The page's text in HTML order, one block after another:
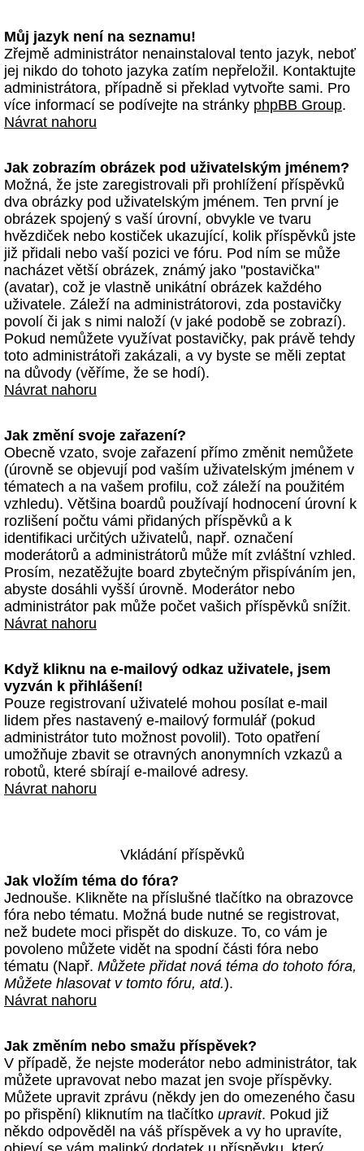
Můj jazyk není na seznamu!
Zřejmě administrátor nenainstaloval tento jazyk, neboť
jej nikdo do tohoto jazyka zatím nepřeložil. Kontaktujte
administrátora, případně si překlad vytvořte sami. Pro
více informací se podívejte na stránky phpBB Group.
Návrat nahoru
Jak zobrazím obrázek pod uživatelským jménem?
Možná, že jste zaregistrovali při prohlížení příspěvků
dva obrázky pod uživatelským jménem. Ten první je
obrázek spojený s vaší úrovní, obvykle ve tvaru
hvězdiček nebo kostiček ukazující, kolik příspěvků jste
již přidali nebo vaší pozici ve fóru. Pod ním se může
nacházet větší obrázek, známý jako "postavička"
(avatar), což je vlastně unikátní obrázek každého
uživatele. Záleží na administrátorovi, zda postavičky
povolí či jak s nimi naloží (v jaké podobě se zobrazí).
Pokud nemůžete využívat postavičky, pak právě tehdy
toto administrátoři zakázali, a vy byste se měli zeptat
na důvody (věříme, že se hodí).
Návrat nahoru
Jak změní svoje zařazení?
Obecně vzato, svoje zařazení přímo změnit nemůžete
(úrovně se objevují pod vaším uživatelským jménem v
tématech a na vašem profilu, což záleží na použitém
vzhledu). Většina boardů používají hodnocení úrovní k
rozlišení počtu vámi přidaných příspěvků a k
identifikaci určitých uživatelů, např. označení
moderátorů a administrátorů může mít zvláštní vzhled.
Prosím, nezatěžujte board zbytečným přispíváním jen,
abyste dosáhli vyšší úrovně. Moderátor nebo
administrátor pak může počet vašich příspěvků snížit.
Návrat nahoru
Když kliknu na e-mailový odkaz uživatele, jsem
vyzván k přihlášení!
Pouze registrovaní uživatelé mohou posílat e-mail
lidem přes nastavený e-mailový formulář (pokud
administrátor tuto možnost povolil). Toto opatření
umožňuje zbavit se otravných anonymních vzkazů a
robotů, které sbírají e-mailové adresy.
Návrat nahoru
Vkládání příspěvků
Jak vložím téma do fóra?
Jednouše. Klikněte na příslušné tlačítko na obrazovce
fóra nebo tématu. Možná bude nutné se registrovat,
než budete moci přispět do diskuze. To, co vám je
povoleno můžete vidět na spodní části fóra nebo
tématu (Např. Můžete přidat nová téma do tohoto fóra,
Můžete hlasovat v tomto fóru, atd.).
Návrat nahoru
Jak změním nebo smažu příspěvek?
V případě, že nejste moderátor nebo administrátor, tak
můžete upravovat nebo mazat jen svoje příspěvky.
Můžete upravit zprávu (někdy jen do omezeného času
po přispění) kliknutím na tlačítko upravit. Pokud již
někdo odpověděl na váš příspěvek a vy ho upravíte,